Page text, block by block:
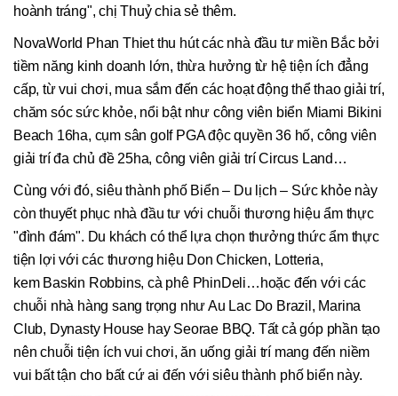
hoành tráng", chị Thuỷ chia sẻ thêm.
NovaWorld Phan Thiet thu hút các nhà đầu tư miền Bắc bởi
tiềm năng kinh doanh lớn, thừa hưởng từ hệ tiện ích đẳng
cấp, từ vui chơi, mua sắm đến các hoạt động thể thao giải trí,
chăm sóc sức khỏe, nổi bật như công viên biển Miami Bikini
Beach 16ha, cụm sân golf PGA độc quyền 36 hố, công viên
giải trí đa chủ đề 25ha, công viên giải trí Circus Land…
Cùng với đó, siêu thành phố Biển – Du lịch – Sức khỏe này
còn thuyết phục nhà đầu tư với chuỗi thương hiệu ẩm thực
"đình đám". Du khách có thể lựa chọn thưởng thức ẩm thực
tiện lợi với các thương hiệu Don Chicken, Lotteria,
kem Baskin Robbins, cà phê PhinDeli…hoặc đến với các
chuỗi nhà hàng sang trọng như Au Lac Do Brazil, Marina
Club, Dynasty House hay Seorae BBQ. Tất cả góp phần tạo
nên chuỗi tiện ích vui chơi, ăn uống giải trí mang đến niềm
vui bất tận cho bất cứ ai đến với siêu thành phố biển này.